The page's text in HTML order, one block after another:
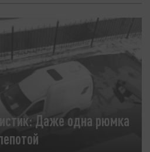
Даже одна рюмка